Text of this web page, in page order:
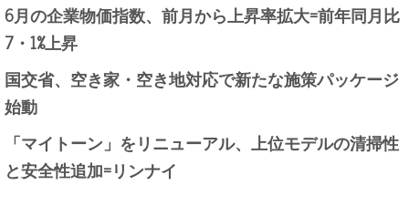
6月の企業物価指数、前月から上昇率拡大=前年同月比
7・1%上昇
国交省、空き家・空き地対応で新たな施策パッケージ
始動
「マイトーン」をリニューアル、上位モデルの清掃性
と安全性追加=リンナイ